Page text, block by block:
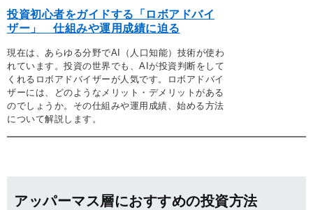
投資初心者をガイドする「ロボアドバイ
ザー」 仕組みや運用成績に迫る
現在は、あらゆる分野でAI（人口知能）技術が使わ
れています。投資の世界でも、AIが投資判断をして
くれるロボアドバイザーが人気です。ロボアドバイ
ザーには、どのようなメリット・デメリットがある
のでしょうか。その仕組みや運用成績、始める方法
について解説します。
アッパーマス層におすすめの投資方法